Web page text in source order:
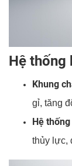
Hệ thống
Khung
gỉ, tăng
Hệ
thủy lực,